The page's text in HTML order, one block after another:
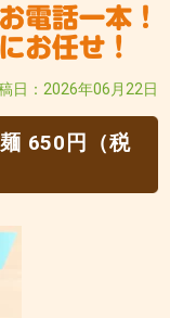
日：2026年06月22日
650円（税